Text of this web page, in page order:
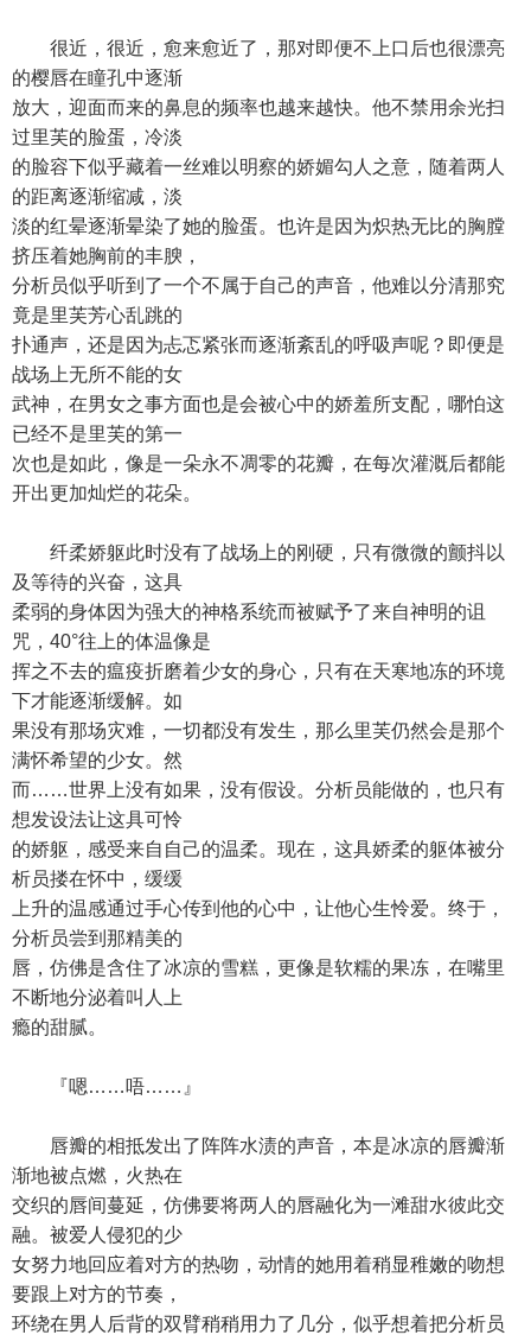
很近，很近，愈来愈近了，那对即便不上口后也很漂亮
的樱唇在瞳孔中逐渐
放大，迎面而来的鼻息的频率也越来越快。他不禁用余光扫
过里芙的脸蛋，冷淡
的脸容下似乎藏着一丝难以明察的娇媚勾人之意，随着两人
的距离逐渐缩减，淡
淡的红晕逐渐晕染了她的脸蛋。也许是因为炽热无比的胸膛
挤压着她胸前的丰腴，
分析员似乎听到了一个不属于自己的声音，他难以分清那究
竟是里芙芳心乱跳的
扑通声，还是因为忐忑紧张而逐渐紊乱的呼吸声呢？即便是
战场上无所不能的女
武神，在男女之事方面也是会被心中的娇羞所支配，哪怕这
已经不是里芙的第一
次也是如此，像是一朵永不凋零的花瓣，在每次灌溉后都能
开出更加灿烂的花朵。
纤柔娇躯此时没有了战场上的刚硬，只有微微的颤抖以
及等待的兴奋，这具
柔弱的身体因为强大的神格系统而被赋予了来自神明的诅
咒，40°往上的体温像是
挥之不去的瘟疫折磨着少女的身心，只有在天寒地冻的环境
下才能逐渐缓解。如
果没有那场灾难，一切都没有发生，那么里芙仍然会是那个
满怀希望的少女。然
而……世界上没有如果，没有假设。分析员能做的，也只有
想发设法让这具可怜
的娇躯，感受来自自己的温柔。现在，这具娇柔的躯体被分
析员搂在怀中，缓缓
上升的温感通过手心传到他的心中，让他心生怜爱。终于，
分析员尝到那精美的
唇，仿佛是含住了冰凉的雪糕，更像是软糯的果冻，在嘴里
不断地分泌着叫人上
瘾的甜腻。
『嗯……唔……』
唇瓣的相抵发出了阵阵水渍的声音，本是冰凉的唇瓣渐
渐地被点燃，火热在
交织的唇间蔓延，仿佛要将两人的唇融化为一滩甜水彼此交
融。被爱人侵犯的少
女努力地回应着对方的热吻，动情的她用着稍显稚嫩的吻想
要跟上对方的节奏，
环绕在男人后背的双臂稍稍用力了几分，似乎想着把分析员